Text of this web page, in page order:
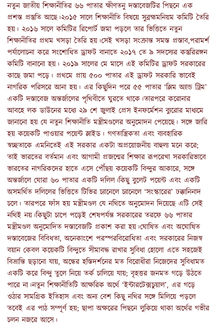
নতুন জাতীয় শিক্ষানীতির ৬৬ পাতার ক্ষীণতনু দস্তাবেজটির পিছনে এক
প্রশস্ত প্রস্তুতি আছে।২০১৫ সালে শিক্ষানীতি বিষয়ে সুব্রহ্মমনিয়ম কমিটি তৈরি
হয়। ২০১৬ সালে কমিটির রিপোর্ট জমা পড়লে তার ভিত্তিতে নতুন
শিক্ষানীতির প্রথম খসড়া তৈরি হয়।সেই খসড়া সংক্রান্ত সমস্ত প্রস্তাব,পরামর্শ
পর্যালোচনা করে সংশোধিত ড্রাফট বানাতে ২০১৭ তে ৯ সদস্যের কস্তুরিরঙ্গন
কমিটি বানানো হয়। ২০১৯ সালের মে মাসে এই কমিটির ড্রাফট সরকারের
কাছে জমা পড়ে। প্রথমে প্রায় ৫০০ পাতার এই ড্রাফট সরকারি ভাবেই
নাগরিক পরিসরে আনা হয়। এর কিছুদিন পরে ৫৫ পাতার ‘স্লিম অ্যান্ড ট্রিম’
একটি দস্তাবেজ অন্তর্জালের পৃথিবীতে ঘুরতে থাকে।তারপরে করোনার
আবহে লক ডাউনের মধ্যে ২৯ শে জুলাই প্রেস ইনফর্মেশন ব্যুরোর মাধ্যমে
জানানো হয় যে নতুন শিক্ষানীতি মন্ত্রীমণ্ডলের অনুমোদন পেয়েছে। সঙ্গে জারি
হয় কয়েকটি পাওয়ার পয়েন্ট স্লাইড। গণতান্ত্রিকতা এবং ব্যবহারিক
স্বচ্ছতাকে এমনিতেই এই সরকার একটা অপ্রয়োজনীয় বাহুল্য মনে করে;
তাই ভারতের বর্তমান এবং আগামী প্রজন্মের শিক্ষার রূপরেখা সরকারিভাবে
ভারতের নাগরিকদের হাতে এসে পৌঁছয় কয়েকটি বিন্দুর আকারে, সঙ্গে
অন্তর্জালে ঘোরা ৬০ পাতার একটি দলিল।কিছু বুলেট পয়েন্ট এবং একটি
অসমর্থিত দলিলের ভিত্তিতে টিভির চ্যানেলে চ্যানেলে ‘সংস্কারের’ ঢক্কানিনাদ
চলে। তারপরে ফাঁস হয় মন্ত্রীমণ্ডল যে নথিতে অনুমোদন দিয়েছে এটি সেই
নথিই নয়।কিছুটা চাপে পড়েই শেষপর্যন্ত সরকারের তরফে ৬৬ পাতার
মন্ত্রীমণ্ডল অনুমোদিত দস্তাবেজটি প্রকাশ করা হয়।ঘোষিত এবং অঘোষিত
দস্তাবেজের বিবিধতা, অনেকাংশে পরস্পরবিরোধিতা এবং সরকারের নিজস্ব
বয়ান কেবল কয়েকটি বিন্দুতে সীমাবদ্ধ রাখার সুবিধা হোলো এতে সহজেই
বিভ্রান্তি ছড়ানো যায়, অন্ধের হস্তিদর্শনের মত বিরোধীরা নিজেদের সুবিধামত
একটি করে বিন্দু তুলে নিয়ে তর্ক চালিয়ে যায়; বৃহত্তর জনমত গড়ে উঠতে
পারে না।নতুন শিক্ষানীতিটি আক্ষরিক অর্থে ‘ইন্টারটেক্সচুয়াল’, এর গড়ে
ওঠার সামগ্রিক ইতিহাস এবং অন্য বেশ কিছু নথির সঙ্গে মিলিয়ে পড়লে
তবেই এর পাঠ সম্পূর্ণ হয়; ছাপা অক্ষরের পিছনে লুকিয়ে থাকা অর্থের গভীর
চলন নজরে আসে।